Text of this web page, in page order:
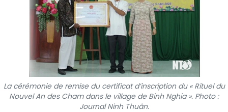
PHOTO
VIDÉO
À PROPOS DU "PEUPLE"
TIẾNG VIỆT
La cérémonie de remise du certificat d’inscription du « Rituel du
Nouvel An des Cham dans le village de Binh Nghia ». Photo :
Journal Ninh Thuân.